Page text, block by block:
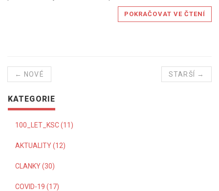
POKRAČOVAT VE ČTENÍ
← NOVÉ STARŠÍ →
KATEGORIE
100_LET_KSC (11)
AKTUALITY (12)
CLANKY (30)
COVID-19 (17)